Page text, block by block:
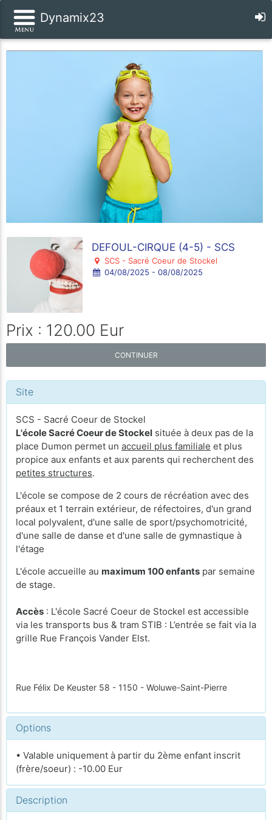
Dynamix23
DEFOUL-CIRQUE (4-5) - SCS
SCS - Sacré Coeur de Stockel
04/08/2025 - 08/08/2025
Prix : 120.00 Eur
CONTINUER
Site
SCS - Sacré Coeur de Stockel
L'école Sacré Coeur de Stockel située à deux pas de la
place Dumon permet un accueil plus familiale et plus
propice aux enfants et aux parents qui recherchent des
petites structures.
L'école se compose de 2 cours de récréation avec des
préaux et 1 terrain extérieur, de réfectoires, d'un grand
local polyvalent, d'une salle de sport/psychomotricité,
d'une salle de danse et d'une salle de gymnastique à
l'étage
L'école accueille au maximum 100 enfants par semaine
de stage.
Accès : L'école Sacré Coeur de Stockel est accessible
via les transports bus & tram STIB : L’entrée se fait via la
grille Rue François Vander Elst.
Rue Félix De Keuster 58 - 1150 - Woluwe-Saint-Pierre
Options
• Valable uniquement à partir du 2ème enfant inscrit
(frère/soeur) : -10.00 Eur
Description